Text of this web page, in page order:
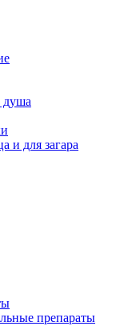
душа
и для загара
препараты